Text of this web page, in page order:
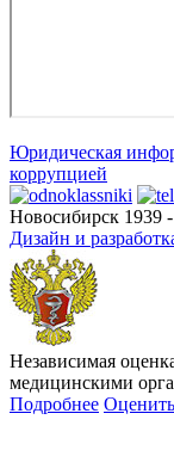
Юридическая
коррупцией
Новосибирск 1939
Дизайн и
Независимая
медицинскими
Подробнее Оценить